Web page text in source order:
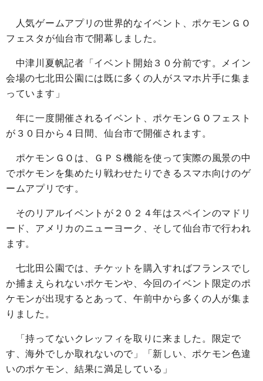
人気ゲームアプリの世界的なイベント、ポケモンＧＯ
フェスタが仙台市で開幕しました。
中津川夏帆記者「イベント開始３０分前です。メイン
会場の七北田公園には既に多くの人がスマホ片手に集ま
っています」
年に一度開催されるイベント、ポケモンＧＯフェスト
が３０日から４日間、仙台市で開催されます。
ポケモンＧＯは、ＧＰＳ機能を使って実際の風景の中
でポケモンを集めたり戦わせたりできるスマホ向けのゲ
ームアプリです。
そのリアルイベントが２０２４年はスペインのマドリ
ード、アメリカのニューヨーク、そして仙台市で行われ
ます。
七北田公園では、チケットを購入すればフランスでし
か捕まえられないポケモンや、今回のイベント限定のポ
ケモンが出現するとあって、午前中から多くの人が集ま
りました。
「持ってないクレッフィを取りに来ました。限定で
す、海外でしか取れないので」「新しい、ポケモン色違
いのポケモン、結果に満足している」